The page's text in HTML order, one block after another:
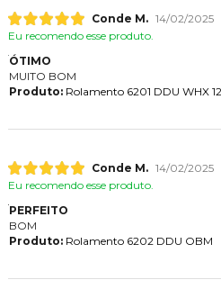
Conde M. 14/02/2025
Eu recomendo esse produto.
ÓTIMO
MUITO BOM
Produto:Rolamento 6201 DDU WHX
Conde M. 14/02/2025
Eu recomendo esse produto.
PERFEITO
BOM
Produto:Rolamento 6202 DDU OBM